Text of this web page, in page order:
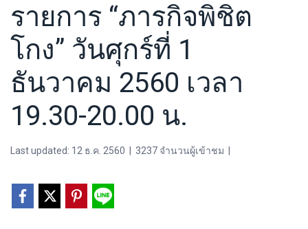
รายการ “ภารกิจพิชิต
โกง” วันศุกร์ที่ 1
ธันวาคม 2560 เวลา
19.30-20.00 น.
Last updated: 12 ธ.ค. 2560 3237 จำนวนผู้เข้าชม